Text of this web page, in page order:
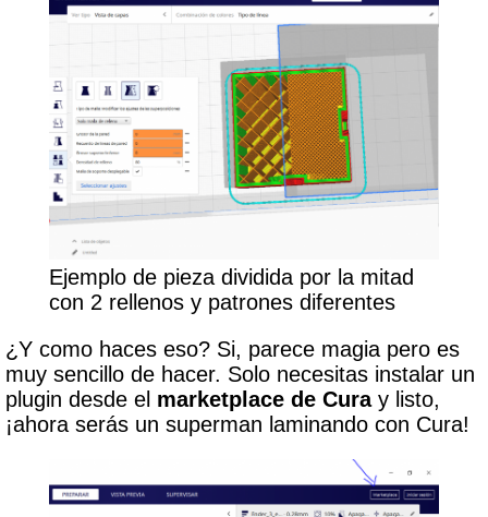
Ejemplo de pieza dividida por la mitad
con 2 rellenos y patrones diferentes
¿Y como haces eso? Si, parece magia pero es
muy sencillo de hacer. Solo necesitas instalar un
plugin desde el marketplace de Curay listo,
¡ahora serás un superman laminando con Cura!